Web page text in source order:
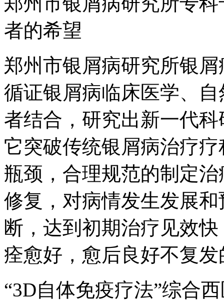
者的希望
郑州市银屑病研究所银
循证银屑病临床医学、
者结合，研究出新一代
它突破传统银屑病治疗
瓶颈，合理规范的制定
修复，对病情发生发展
断，达到初期治疗见效
痊愈好，愈后良好不复
“3D自体免疫疗法”综合